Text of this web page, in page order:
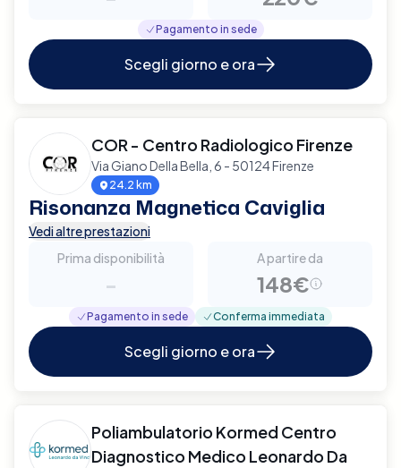
Pagamento in sede
Scegli giorno e ora
COR - Centro Radiologico Firenze
Via Giano Della Bella, 6 - 50124 Firenze
24.2 km
Risonanza Magnetica Caviglia
Vedi altre prestazioni
Prima disponibilità
-
A partire da
148€
Pagamento in sede Conferma immediata
Scegli giorno e ora
Poliambulatorio Kormed Centro
Diagnostico Medico Leonardo Da